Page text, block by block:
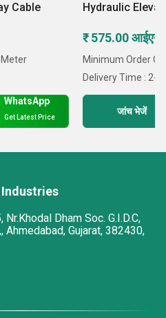
Cable
WhatsApp
Get Latest Price
Hydraulic
₹ 575.00
Minimum Order
Delivery Time : 2-7
जांच भेजें
Dham Soc. G.I.D.C,
Ahmedabad, Gujarat, 382430,